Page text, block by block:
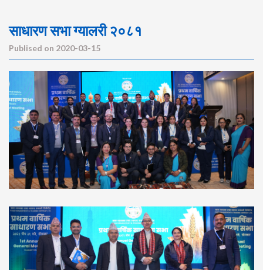
साधारण सभा ग्यालरी २०८१
Publised on 2020-03-15